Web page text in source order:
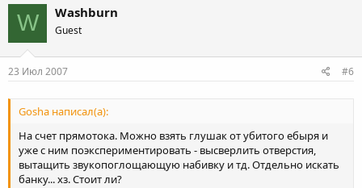
W Washburn
Guest
23 Июл 2007 #6
Gosha написал(а):
На счет прямотока. Можно взять глушак от убитого ебыря и
уже с ним поэкспериментировать - высверлить отверстия,
вытащить звукопоглощающую набивку и тд. Отдельно искать
банку... хз. Стоит ли?